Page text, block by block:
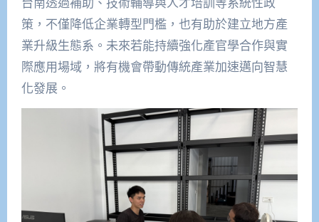
策，不僅降低企業轉型門檻，也有助於建立地方產
業升級生態系。未來若能持續強化產官學合作與實
際應用場域，將有機會帶動傳統產業加速邁向智慧
化發展。